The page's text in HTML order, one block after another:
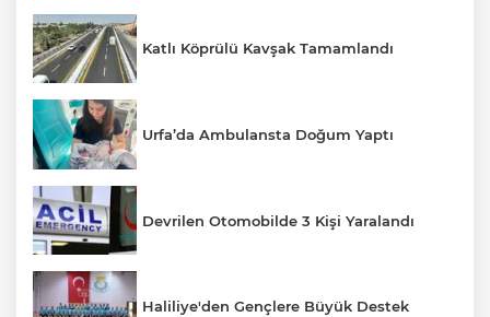
Katlı Köprülü Kavşak Tamamlandı
Urfa’da Ambulansta Doğum Yaptı
Devrilen Otomobilde 3 Kişi Yaralandı
Haliliye'den Gençlere Büyük Destek